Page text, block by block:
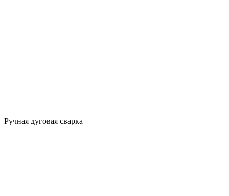
Ручная дуговая сварка